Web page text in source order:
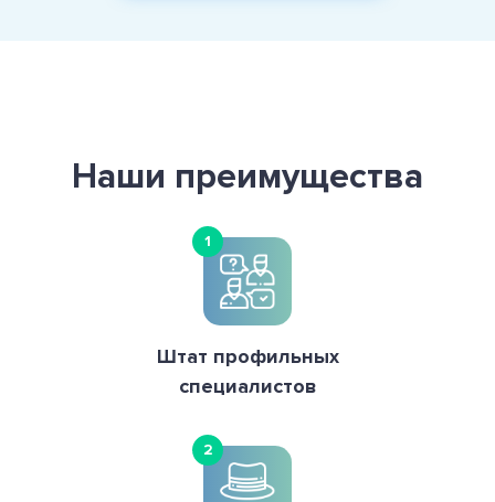
Наши преимущества
1
Штат профильных
специалистов
2